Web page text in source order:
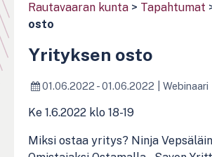
Rautavaaran kunta > Tapahtumat
osto
Yrityksen osto
01.06.2022 - 01.06.2022 |Webinaari
Ke 1.6.2022 klo 18-19
Miksi ostaa yritys? Ninja